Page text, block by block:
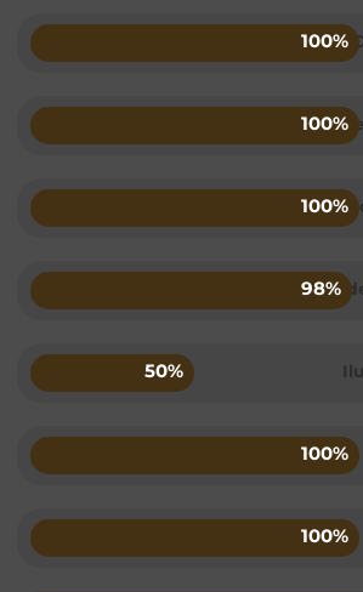
100%
Rede
100%
Rede de100%
Rede
98%
50%
100%
100%